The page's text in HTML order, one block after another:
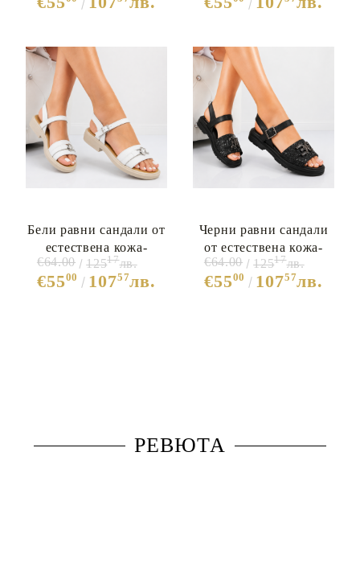
Бели равни сандали от
естествена кожа-
Miranda White 12097
€5500 10757лв.
€64.00 12517лв.
Черни равни сандали
от естествена кожа-
Miranda Black 12068
€5500 10757лв.
€64.00 12517лв.
РЕВЮТА